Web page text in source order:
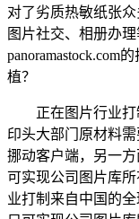
对了劣质热敏纸张
图片社交、相册办
panoramastock.com
植？
正在图片行业打
印头大部门原材料
挪动客户端，另一
可实现公司图片库
业打制来自中国的